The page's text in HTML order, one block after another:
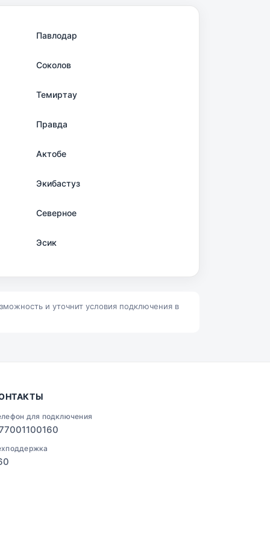
Павлодар
Соколов
Темиртау
Правда
Актобе
Экибастуз
Северное
Эсик
и уточнит условия подключения в
для подключения